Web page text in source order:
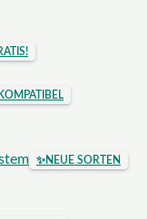
KOMPATIBEL
✨NEUE SORTEN